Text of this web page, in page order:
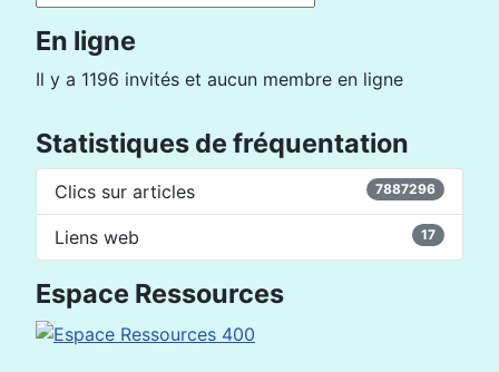
Espace Ressources
En ligne
Il y a 1196 invités et aucun membre en ligne
Statistiques de fréquentation
Clics sur articles 7887296
Liens web 17